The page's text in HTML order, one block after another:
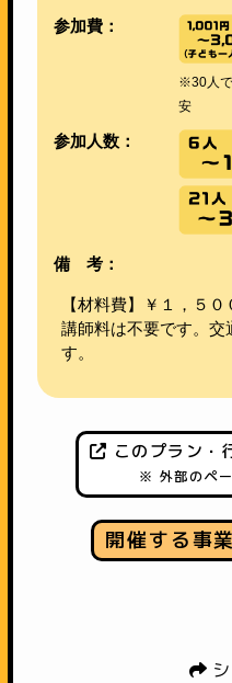
参加費：
※30人で
安
参加人数：
備 考：
【材料費】￥１，５０
講師料は不要です。交
す。
このプラン・
※ 外部のペー
開催する事